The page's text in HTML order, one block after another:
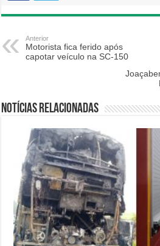
Anterior
Motorista fica ferido após
capotar veículo na SC-150
Notícias relacionadas